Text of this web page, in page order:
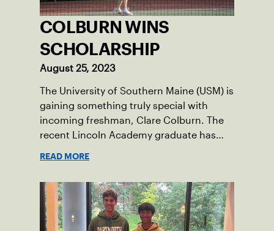
COLBURN WINS
SCHOLARSHIP
August 25, 2023
The University of Southern Maine (USM) is
gaining something truly special with
incoming freshman, Clare Colburn. The
recent Lincoln Academy graduate has
Damariscotta, ME and those around her
throughout her childhood.
READ MORE